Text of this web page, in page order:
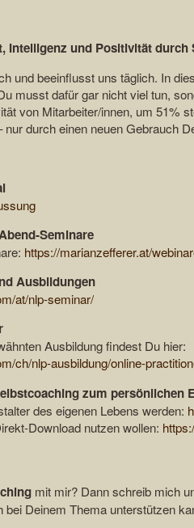
Intelligenz und Positivität durch
und beeinflusst uns täglich. In
musst dafür gar nicht viel tun,
von Mitarbeiter/innen, um 51%
nur durch einen neuen Gebrauch
Seminare
https://marianzefferer.at/
Ausbildungen
at/nlp-seminar/
Ausbildung findest Du hier:
ch/nlp-ausbildung/online-
zum persönlichen
des eigenen Lebens werden:
Download nutzen wollen:
mit mir? Dann schreib mich
Deinem Thema unterstützen